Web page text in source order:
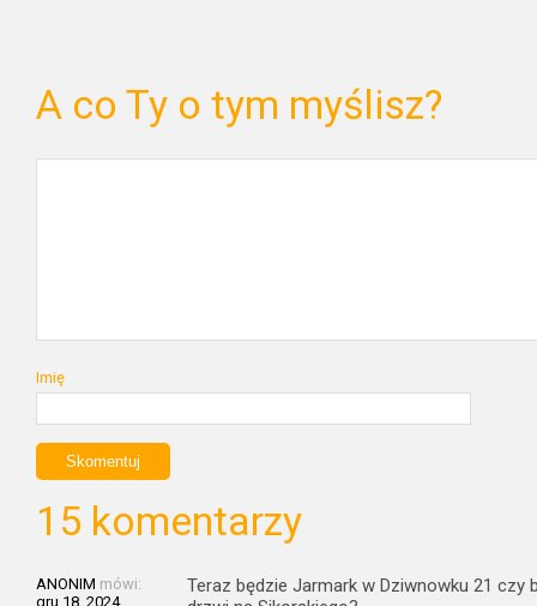
A co Ty o tym myślisz?
Imię
15 komentarzy
ANONIM mówi:
gru 18, 2024
Teraz będzie Jarmark w Dziwnowku 21 czy